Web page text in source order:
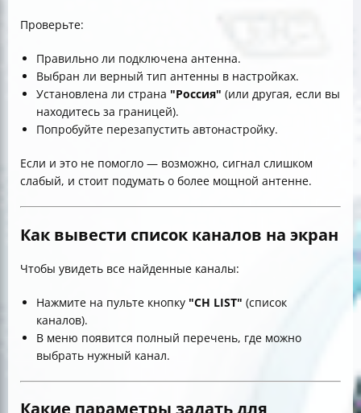
Проверьте:
Правильно ли подключена антенна.
Выбран ли верный тип антенны в настройках.
Установлена ли страна "Россия" (или другая, если вы
находитесь за границей).
Попробуйте перезапустить автонастройку.
Если и это не помогло — возможно, сигнал слишком
слабый, и стоит подумать о более мощной антенне.
Как вывести список каналов на экран
Чтобы увидеть все найденные каналы:
Нажмите на пульте кнопку "CH LIST" (список
каналов).
В меню появится полный перечень, где можно
выбрать нужный канал.
Какие параметры задать для